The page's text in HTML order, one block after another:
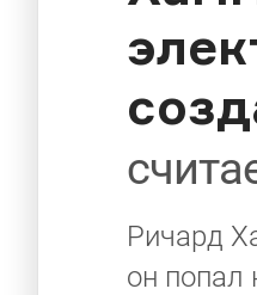
Ричард
он попал